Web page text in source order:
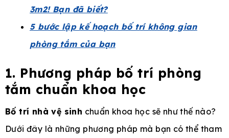
3m2! Bạn đã biết?
5 bước lập kế hoạch bố trí không gian
phòng tắm của bạn
1. Phương pháp bố trí phòng
tắm chuẩn khoa học
Bố trí nhà vệ sinh chuẩn khoa học sẽ như thế nào?
Dưới đây là những phương pháp mà bạn có thể tham